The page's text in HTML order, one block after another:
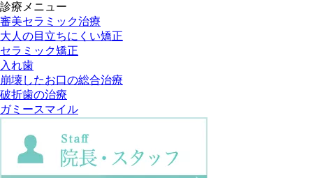
診療メニュー
審美セラミック治療
大人の目立ちにくい矯正
セラミック矯正
入れ歯
崩壊したお口の総合治療
破折歯の治療
ガミースマイル